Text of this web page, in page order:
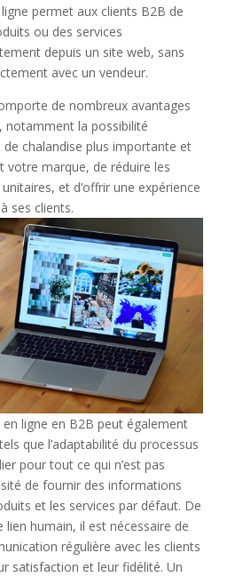
permet aux clients B2B de
ou des services
depuis un site web, sans
avec un vendeur.
de nombreux avantages
notamment la possibilité
de chalandise plus importante et
votre marque, de réduire les
et d’offrir une expérience
ses clients.
ligne en B2B peut également
que l’adaptabilité du processus
pour tout ce qui n’est pas
de fournir des informations
et les services par défaut. De
lien humain, il est nécessaire de
régulière avec les clients
satisfaction et leur fidélité. Un